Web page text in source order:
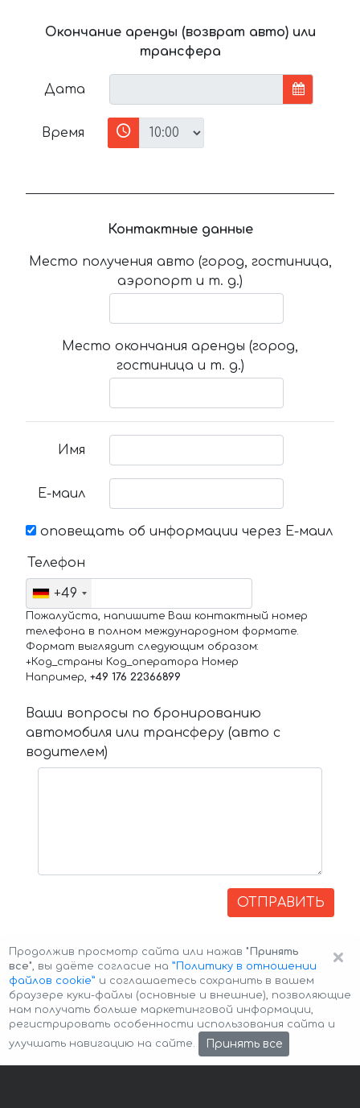
Окончание аренды (возврат авто) или
трансфера
Дата
Время
Контактные данные
Место получения авто (город, гостиница,
аэропорт и т. д.)
Место окончания аренды (город,
гостиница и т. д.)
Имя
Е-маил
оповещать об информации через Е-маил
Телефон
+49
Пожалуйста, напишите Ваш контактный номер
телефона в полном международном формате.
Формат выглядит следующим образом:
+Код_страны Код_оператора Номер
Например, +49 176 22366899
Ваши вопросы по бронированию
автомобиля или трансферу (авто с
водителем)
ОТПРАВИТЬ
Авторские права © 2026 Авто-Аренда Cookie Policy
×
Продолжив просмотр сайта или нажав "Принять
все", вы даёте согласие на ”Политику в отношении
файлов cookie” и соглашаетесь сохранить в вашем
браузере куки-файлы (основные и внешние), позволяющие
нам получать больше маркетинговой информации,
регистрировать особенности использования сайта и
улучшать навигацию на сайте.
Принять все